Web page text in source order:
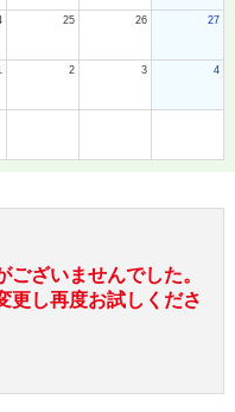
25 26 27
2 3 4
ざいませんでした。
更し再度お試しくださ